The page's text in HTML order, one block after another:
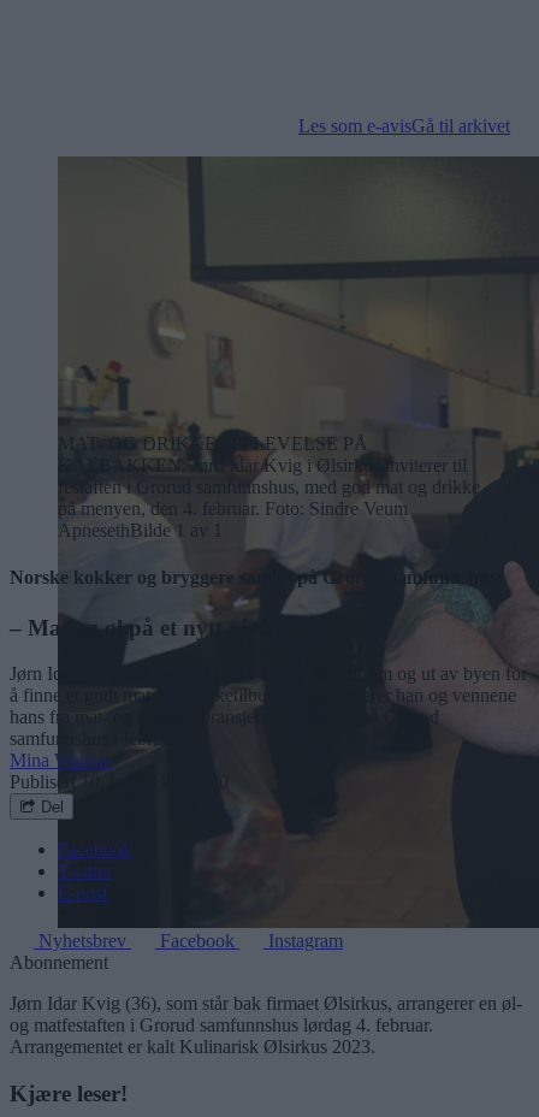
Les som e-avisGå til arkivet
MAT- OG DRIKKEOPPLEVELSE PÅ
KALBAKKEN: Jørn Idar Kvig i Ølsirkus inviterer til
festaften i Grorud samfunnshus, med god mat og drikke
på menyen, den 4. februar. Foto: Sindre Veum
ApnesethBilde 1 av 1
Norske kokker og bryggere samles på Grorud samfunnshus:
– Mat og øl på et nytt nivå
Jørn Idar Kvig har sett seg lei av å reise til sentrum og ut av byen for
å finne et godt mat- og drikketilbud. Nå arrangerer han og vennene
hans fra mat- og bryggeribransjen en festaften på Grorud
samfunnshus i februar.
Mina Wathne
Publisert
Del
Facebook
Twitter
E-post
Nyhetsbrev Facebook
Instagram
Abonnement
Jørn Idar Kvig (36), som står bak firmaet Ølsirkus, arrangerer en øl-
og matfestaften i Grorud samfunnshus lørdag 4. februar.
Arrangementet er kalt Kulinarisk Ølsirkus 2023.
Kjære leser!